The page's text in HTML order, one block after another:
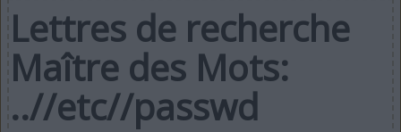
Lettres de recherche
Maître des Mots:
..//etc//passwd